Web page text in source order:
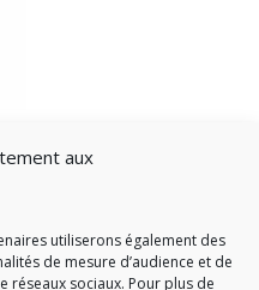
aux
utiliserons également des
de mesure d’audience et de
réseaux sociaux. Pour plus de